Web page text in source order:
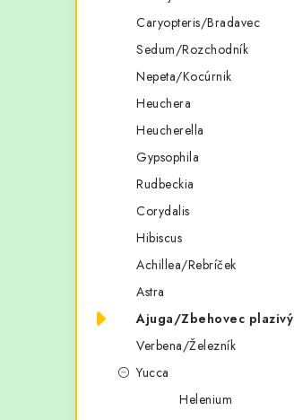
Caryopteris/Bradavec
Sedum/Rozchodník
Nepeta/Kocúrnik
Heuchera
Heucherella
Gypsophila
Rudbeckia
Corydalis
Hibiscus
Achillea/Rebríček
Astra
Ajuga/Zbehovec plazivý
Verbena/Železník
Yucca
Helenium